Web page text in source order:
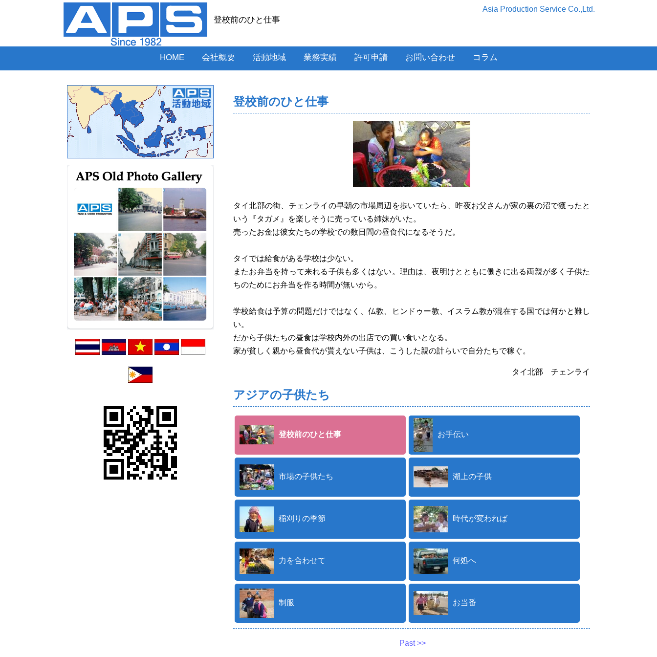
Asia Production Service Co.,Ltd.
登校前のひと仕事
HOME 会社概要 活動地域 業務実績 許可申請 お問い合わせ コラム
登校前のひと仕事
タイ北部の街、チェンライの早朝の市場周辺を歩いていたら、昨夜お父さんが家の裏の沼で獲ったと
いう『タガメ』を楽しそうに売っている姉妹がいた。
売ったお金は彼女たちの学校での数日間の昼食代になるそうだ。
タイでは給食がある学校は少ない。
またお弁当を持って来れる子供も多くはない。理由は、夜明けとともに働きに出る両親が多く子供た
ちのためにお弁当を作る時間が無いから。
学校給食は予算の問題だけではなく、仏教、ヒンドゥー教、イスラム教が混在する国では何かと難し
い。
だから子供たちの昼食は学校内外の出店での買い食いとなる。
家が貧しく親から昼食代が貰えない子供は、こうした親の計らいで自分たちで稼ぐ。
タイ北部 チェンライ
アジアの子供たち
登校前のひと仕事 お手伝い
市場の子供たち 湖上の子供
稲刈りの季節 時代が変われば
力を合わせて 何処へ
制服 お当番
Past >>